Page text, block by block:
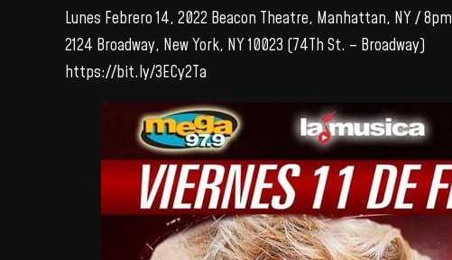
Lunes Febrero 14, 2022 Beacon Theatre, Manhattan, NY / 8pm
2124 Broadway, New York, NY 10023 (74Th St. – Broadway)
https://bit.ly/3ECy2Ta